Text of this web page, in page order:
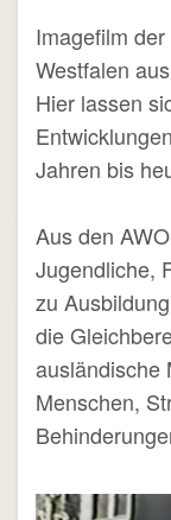
Imagefilm
Westfalen
Hier lassen
Jahren bis
Aus den
Jugendliche,
zu
die
ausländische
Menschen,